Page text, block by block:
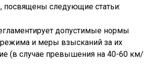
следующие статьи:
допустимые нормы
режима и меры взысканий за их
(в случае превышения на 40-60 км/